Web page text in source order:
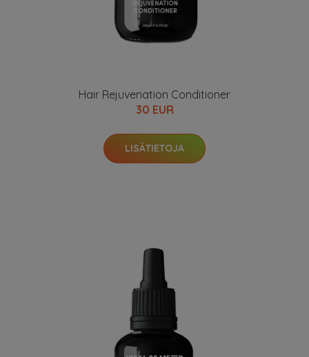
Hair Rejuvenation Conditioner
30 EUR
LISÄTIETOJA